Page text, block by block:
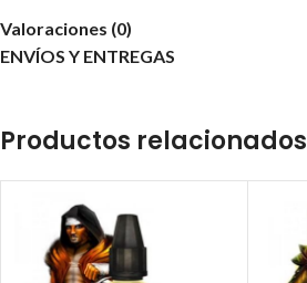
Valoraciones (0)
ENVÍOS Y ENTREGAS
Productos relacionados